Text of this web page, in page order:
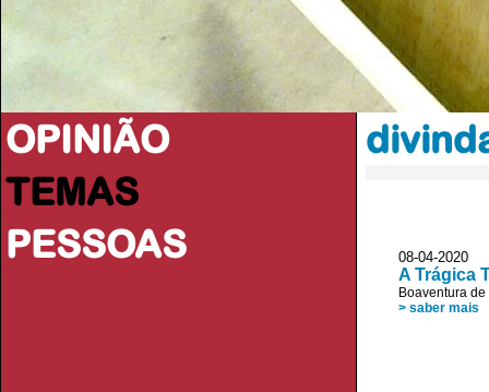
OPINIÃO
TEMAS
PESSOAS
08-04-2020
A Trágica
Boaventura
> saber mais